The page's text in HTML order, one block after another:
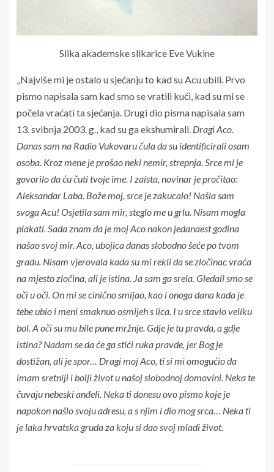
Slika akademske slikarice Eve Vukine
„Najviše mi je ostalo u sjećanju to kad su Acu ubili. Prvo
pismo napisala sam kad smo se vratili kući, kad su mi se
počela vraćati ta sjećanja. Drugi dio pisma napisala sam
13. svibnja 2003. g., kad su ga ekshumirali. Dragi Aco.
Danas sam na Radio Vukovaru čula da su identificirali osam
osoba. Kroz mene je prošao neki nemir, strepnja. Srce mi je
govorilo da ću čuti tvoje ime. I zaista, novinar je pročitao:
Aleksandar Laba. Bože moj, srce je zakucalo! Našla sam
svoga Acu! Osjetila sam mir, steglo me u grlu. Nisam mogla
plakati. Sada znam da je moj Aco nakon jedanaest godina
našao svoj mir. Aco, ubojica danas slobodno šeće po tvom
gradu. Nisam vjerovala kada su mi rekli da se zločinac vraća
na mjesto zločina, ali je istina. Ja sam ga srela. Gledali smo se
oči u oči. On mi se cinično smijao, kao i onoga dana kada je
tebe ubio i meni smaknuo osmijeh s lica. I u srce stavio veliku
bol. A oči su mu bile pune mržnje. Gdje je tu pravda, a gdje
istina? Nadam se da će ga stići ruka pravde, jer Bog je
dostižan, ali je spor… Dragi moj Aco, ti si mi omogućio da
imam sretniji i bolji život u našoj slobodnoj domovini. Neka te
čuvaju nebeski anđeli. Neka ti donesu ovo pismo koje je
napokon našlo svoju adresu, a s njim i dio mog srca… Neka ti
je laka hrvatska gruda za koju si dao svoj mladi život.